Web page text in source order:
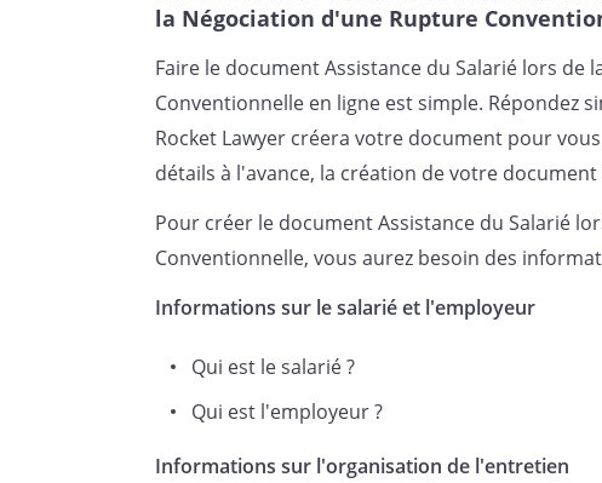
la Négociation d'une Rupture
Faire le document Assistance du Salarié lors de
Conventionnelle en ligne est simple. Répondez
Rocket Lawyer créera votre document pour
détails à l'avance, la création de votre
Pour créer le document Assistance du Salarié
Conventionnelle, vous aurez besoin des
Informations sur le salarié et l'employeur
Qui est le salarié ?
Qui est l'employeur ?
Informations sur l'organisation de l'entretien